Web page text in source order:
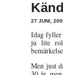
27 JUNI,
Idag fyller
ju lite
Men just